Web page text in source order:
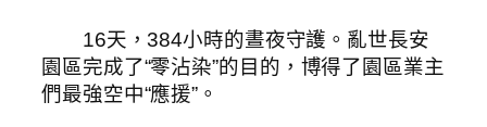
16天，384小時的晝夜守護。亂世長安
園區完成了“零沾染”的目的，博得了園區業主
們最強空中“應援”。